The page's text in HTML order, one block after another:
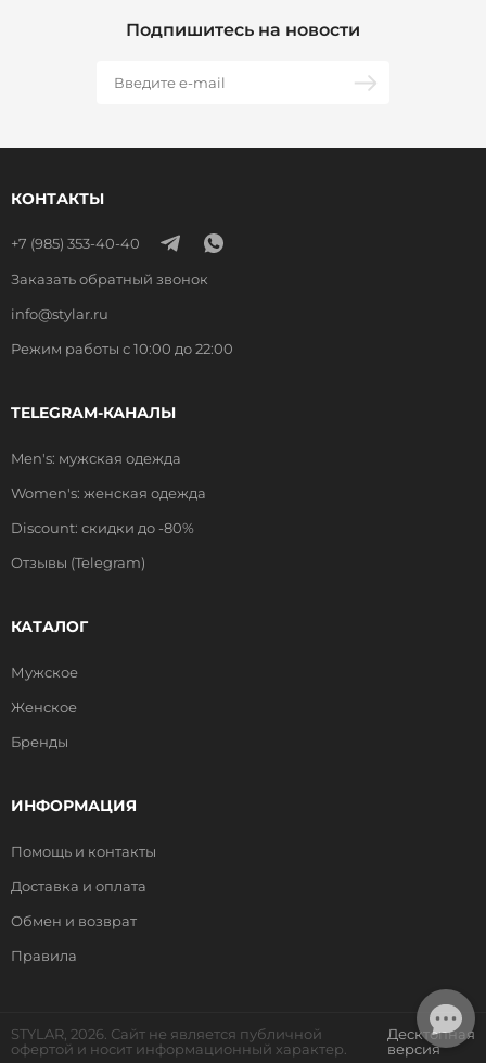
Подпишитесь на новости
КОНТАКТЫ
+7 (985) 353-40-40
Заказать обратный звонок
info@stylar.ru
Режим работы с 10:00 до 22:00
TELEGRAM-КАНАЛЫ
Men's: мужская одежда
Women's: женская одежда
Discount: скидки до -80%
Отзывы (Telegram)
КАТАЛОГ
Мужское
Женское
Бренды
ИНФОРМАЦИЯ
Помощь и контакты
Доставка и оплата
Обмен и возврат
Правила
STYLAR, 2026. Сайт не является публичной
офертой и носит информационный характер.
Десктопная
версия